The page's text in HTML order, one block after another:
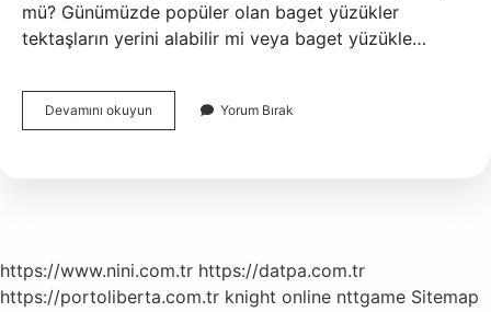
mü? Günümüzde popüler olan baget yüzükler
tektaşların yerini alabilir mi veya baget yüzükle…
Devamını okuyun
Yüzük
Yorum Bırak
https://www.nini.com.tr https://datpa.com.tr
https://portoliberta.com.tr knight online nttgame Sitemap